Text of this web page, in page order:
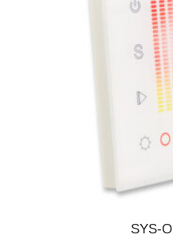
SYS-